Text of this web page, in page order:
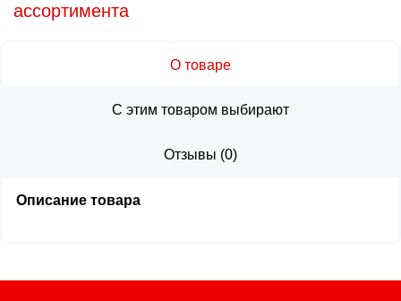
ассортимента
О товаре
С этим товаром выбирают
Отзывы (0)
Описание товара